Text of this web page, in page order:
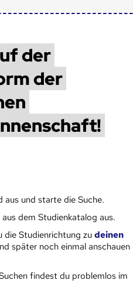
der
der
aus und starte die Suche.
dem Studienkatalog aus.
die Studienrichtung zu deinen
später noch einmal anschauen
findest du problemlos im